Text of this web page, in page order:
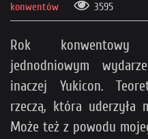
konwentów
3595
Rok konwentowy
jednodniowym
inaczej Yukicon.
rzeczą, która uderzyła
Może też z powodu